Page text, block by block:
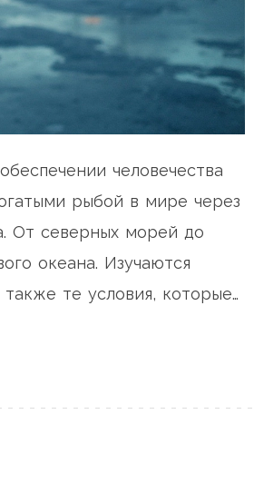
человечества
рыбой в мире через
От северных морей до
океана. Изучаются
те условия, которые